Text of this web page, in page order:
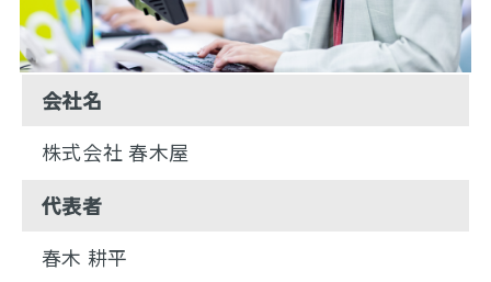
会社名
株式会社 春木屋
代表者
春木 耕平